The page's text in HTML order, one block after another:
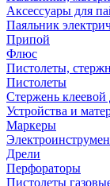
Аксессуары для
Паяльник
Припой
Флюс
Пистолеты,
Пистолеты
Стержень клеевой
Устройства и
Маркеры
Дрели
Перфораторы
Пистолеты